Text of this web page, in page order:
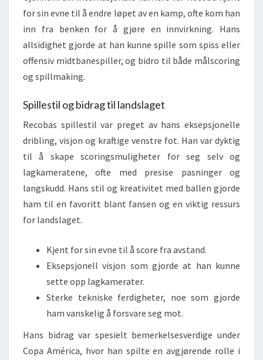
for sin evne til å endre løpet av en kamp, ofte kom han
inn fra benken for å gjøre en innvirkning. Hans
allsidighet gjorde at han kunne spille som spiss eller
offensiv midtbanespiller, og bidro til både målscoring
og spillmaking.
Spillestil og bidrag til landslaget
Recobas spillestil var preget av hans eksepsjonelle
dribling, visjon og kraftige venstre fot. Han var dyktig
til å skape scoringsmuligheter for seg selv og
lagkameratene, ofte med presise pasninger og
langskudd. Hans stil og kreativitet med ballen gjorde
ham til en favoritt blant fansen og en viktig ressurs
for landslaget.
Kjent for sin evne til å score fra avstand.
Eksepsjonell visjon som gjorde at han kunne
sette opp lagkamerater.
Sterke tekniske ferdigheter, noe som gjorde
ham vanskelig å forsvare seg mot.
Hans bidrag var spesielt bemerkelsesverdige under
Copa América, hvor han spilte en avgjørende rolle i